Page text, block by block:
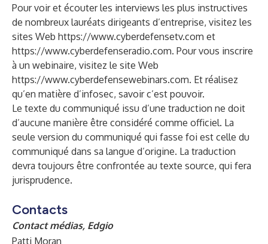
Pour voir et écouter les interviews les plus instructives
de nombreux lauréats dirigeants d’entreprise, visitez les
sites Web https://www.cyberdefensetv.com et
https://www.cyberdefenseradio.com. Pour vous inscrire
à un webinaire, visitez le site Web
https://www.cyberdefensewebinars.com. Et réalisez
qu’en matière d’infosec, savoir c’est pouvoir.
Le texte du communiqué issu d’une traduction ne doit
d’aucune manière être considéré comme officiel. La
seule version du communiqué qui fasse foi est celle du
communiqué dans sa langue d’origine. La traduction
devra toujours être confrontée au texte source, qui fera
jurisprudence.
Contacts
Contact médias, Edgio
Patti Moran